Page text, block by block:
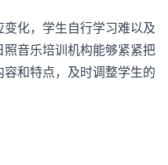
化，学生自行学习难以及
音乐培训机构能够紧紧把
和特点，及时调整学生的